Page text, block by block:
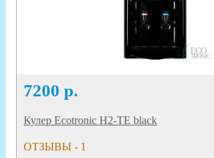
7200 р.
Кулер Ecotronic H2-TE black
ОТЗЫВЫ - 1